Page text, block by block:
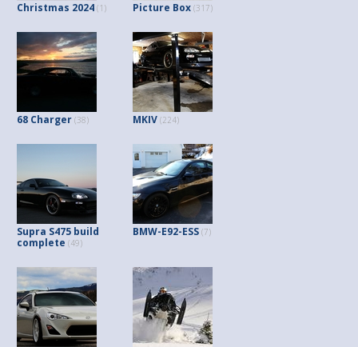
Christmas 2024 (1) Picture Box (317)
68 Charger (38) MKIV (224)
Supra S475 build
complete (49)
BMW-E92-ESS (7)